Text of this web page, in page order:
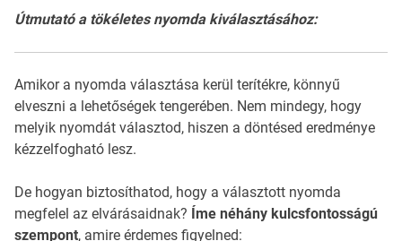
Útmutató a tökéletes nyomda kiválasztásához:
Amikor a nyomda választása kerül terítékre, könnyű
elveszni a lehetőségek tengerében. Nem mindegy, hogy
melyik nyomdát választod, hiszen a döntésed eredménye
kézzelfogható lesz.
De hogyan biztosíthatod, hogy a választott nyomda
megfelel az elvárásaidnak? Íme néhány kulcsfontosságú
szempont, amire érdemes figyelned: